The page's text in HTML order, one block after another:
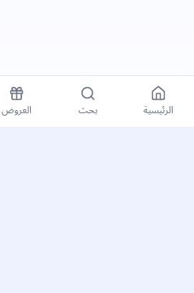
الرئيسية بحث العروض